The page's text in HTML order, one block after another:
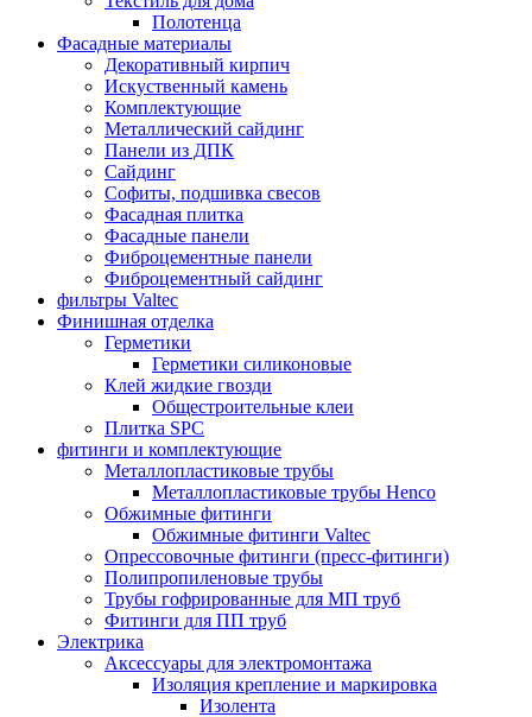
Полотенца
Фасадные материалы
Декоративный кирпич
Искуственный камень
Комплектующие
Металлический сайдинг
Панели из ДПК
Сайдинг
Софиты, подшивка свесов
Фасадная плитка
Фасадные панели
Фиброцементные панели
Фиброцементный сайдинг
фильтры Valtec
Финишная отделка
Герметики
Герметики силиконовые
Клей жидкие гвозди
Общестроительные клеи
Плитка SPC
фитинги и комплектующие
Металлопластиковые трубы
Металлопластиковые трубы Henco
Обжимные фитинги
Обжимные фитинги Valtec
Опрессовочные фитинги (пресс-фитинги)
Полипропиленовые трубы
Трубы гофрированные для МП труб
Фитинги для ПП труб
Электрика
Аксессуары для электромонтажа
Изоляция крепление и маркировка
Изолента